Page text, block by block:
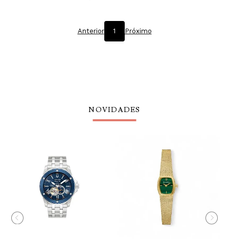
Anterior 1 Próximo
NOVIDADES